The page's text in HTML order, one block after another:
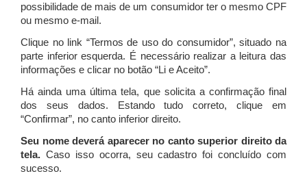
possibilidade de mais de um consumidor ter o mesmo CPF
ou mesmo e-mail.
Clique no link “Termos de uso do consumidor”, situado na
parte inferior esquerda. É necessário realizar a leitura das
informações e clicar no botão “Li e Aceito”.
Há ainda uma última tela, que solicita a confirmação final
dos seus dados. Estando tudo correto, clique em
“Confirmar”, no canto inferior direito.
Seu nome deverá aparecer no canto superior direito da
tela. Caso isso ocorra, seu cadastro foi concluído com
sucesso.